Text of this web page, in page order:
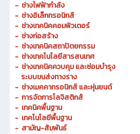
- ช่างไฟฟ้ากำลัง
- ช่างอิเล็กทรอนิกส์
- ช่างเทคนิคคอมพิวเตอร์
- ช่างก่อสร้าง
- ช่างเทคนิคสถาปัตยกรรม
- ช่างเทคโนโลยีสารสนเทศ
- ช่างเทคนิคควบคุม และซ่อมบำรุง
ระบบขนส่งทางราง
- ช่างเมคคาทรอนิกส์ และหุ่นยนต์
- การจัดการโลจิสติกส์
- เทคนิคพื้นฐาน
- เทคโนโลยีพื้นฐาน
- สามัญ-สัมพันธ์